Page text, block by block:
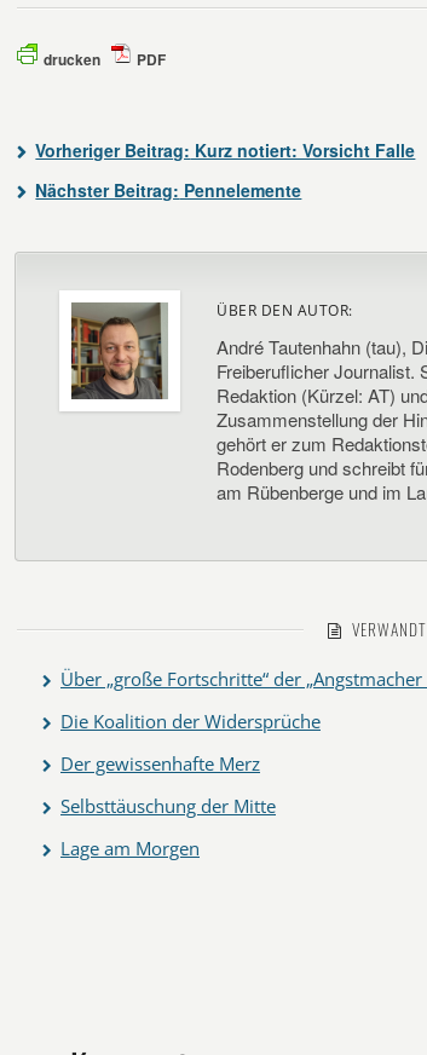
drucken PDF
Vorheriger Beitrag: Kurz notiert: Vorsicht Falle
Nächster Beitrag: Pennelemente
ÜBER DEN AUTOR:
André Tautenhahn (tau),
Freiberuflicher Journalist.
Redaktion (Kürzel: AT)
Zusammenstellung der
gehört er zum
Rodenberg und schreibt
am Rübenberge und im
Über „große Fortschritte“ der
Die Koalition der Widersprüche
Der gewissenhafte Merz
Selbsttäuschung der Mitte
Lage am Morgen